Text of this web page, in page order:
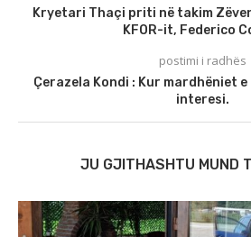
Kryetari Thaçi priti në takim
KFOR-it, Federico
postimi i radhës
Çerazela Kondi : Kur mardhëniet
interesi.
JU GJITHASHTU MUND